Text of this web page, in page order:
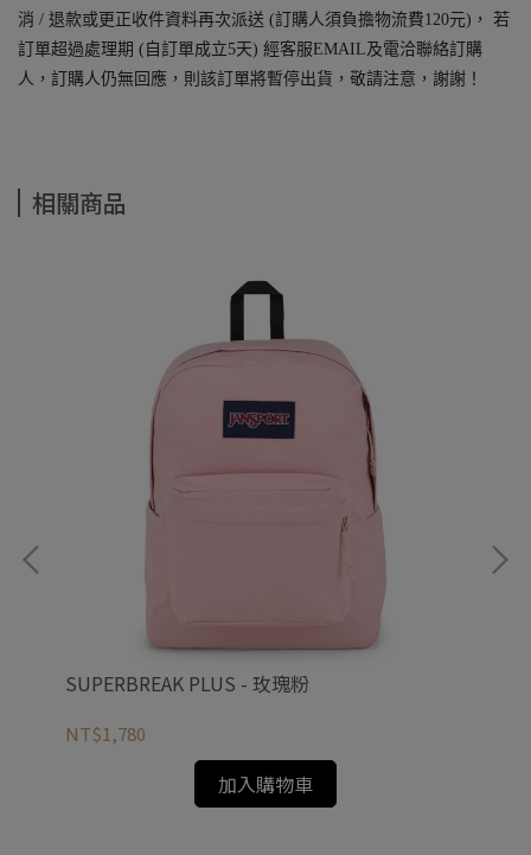
消 / 退款或更正收件資料再次派送 (訂購人須負擔物流費120元)， 若
訂單超過處理期 (自訂單成立5天) 經客服EMAIL及電洽聯絡訂購
人，訂購人仍無回應，則該訂單將暫停出貨，敬請注意，謝謝！
相關商品
SUPERBREAK PLUS - 玫瑰粉
NT$1,780
加入購物車